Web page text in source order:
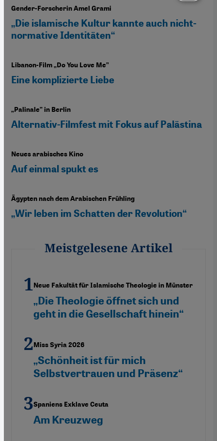
Gender-Forscherin Amel Grami
„Die islamische Kultur kannte auch nicht-
normative Identitäten“
Libanon-Film „Do You Love Me”
Eine komplizierte Liebe
„Palinale” in Berlin
Alternativ-Filmfest mit Fokus auf Palästina
Neues arabisches Kino
Auf einmal spukt es
Ägypten nach dem Arabischen Frühling
„Wir leben im Schatten der Revolution“
Meistgelesene Artikel
Neue Fakultät für Islamische Theologie in Münster
„Die Theologie öffnet sich und
geht in die Gesellschaft hinein“
Miss Syria 2026
„Schönheit ist für mich
Selbstvertrauen und Präsenz“
Spaniens Exklave Ceuta
Am Kreuzweg